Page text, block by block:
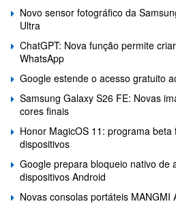
Novo sensor fotográfico da
Ultra
ChatGPT: Nova função permite
WhatsApp
Google estende o acesso gratuito
Samsung Galaxy S26 FE: Novas
cores finais
Honor MagicOS 11: programa
dispositivos
Google prepara bloqueio nativo de
dispositivos Android
Novas consolas portáteis MANGMI